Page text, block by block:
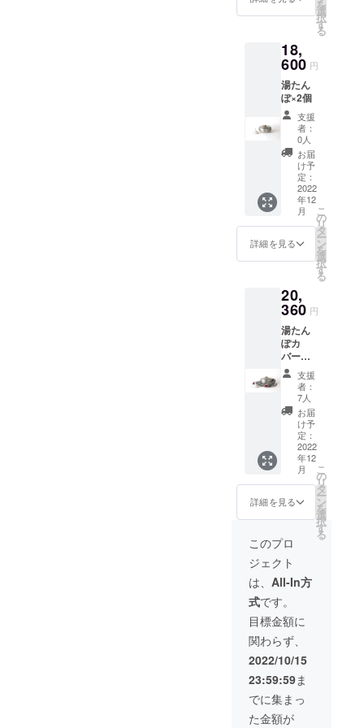
い商品を生
を目指して
います。
を
選
択
す
る
18,
600 円
湯たん
ぽ×2個
支援
者：
0人
お届
け予
定：
2022
年12
月
詳細を見る
こ
の
リ
タ
ー
ン
を
選
択
す
る
20,
360 円
湯たん
ぽカ
バー付
×1個支援
者：
7人
お届
け予
定：
2022
年12
月
詳細を見る
こ
の
リ
タ
ー
ン
を
選
択
す
る
このプロ
ジェクト
は、 All-In方
式です。
目標金額に
関わらず、
2022/10/15
23:59:59ま
でに集まっ
た金額が